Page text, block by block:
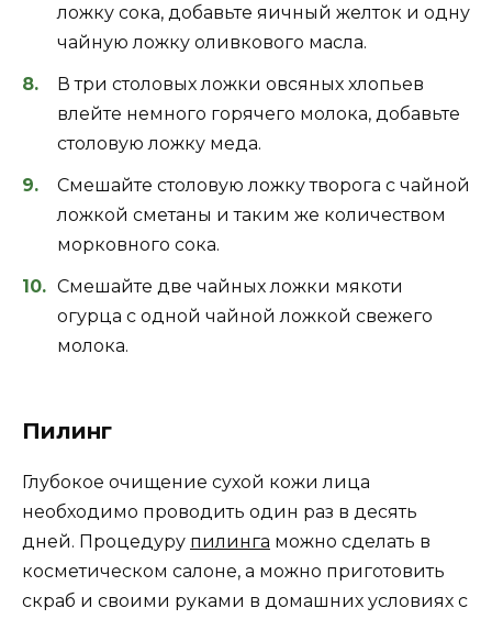
ложку сока, добавьте яичный желток и одну
чайную ложку оливкового масла.
В три столовых ложки овсяных хлопьев
влейте немного горячего молока, добавьте
столовую ложку меда.
Смешайте столовую ложку творога с чайной
ложкой сметаны и таким же количеством
морковного сока.
Смешайте две чайных ложки мякоти
огурца с одной чайной ложкой свежего
молока.
Пилинг
Глубокое очищение сухой кожи лица
необходимо проводить один раз в десять
дней. Процедуру пилинга можно сделать в
косметическом салоне, а можно приготовить
скраб и своими руками в домашних условиях с